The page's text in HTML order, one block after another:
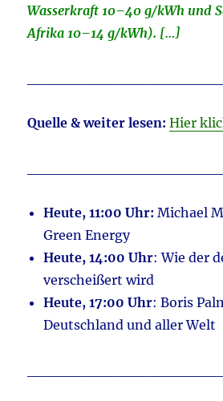
Wasserkraft 10–40 g/kWh und
Afrika 10–14 g/kWh). […]
Quelle & weiter lesen: Hier
Heute, 11:00 Uhr: Michael
Green Energy
Heute, 14:00 Uhr: Wie der
verscheißert wird
Heute, 17:00 Uhr: Boris
Deutschland und aller Welt